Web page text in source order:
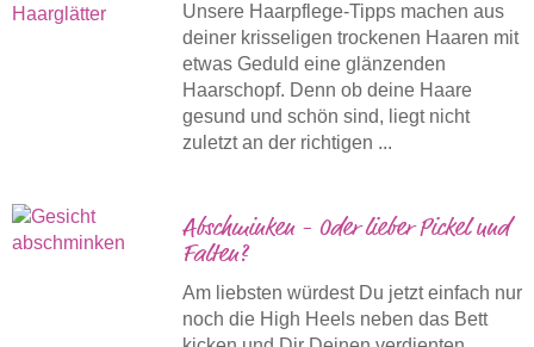
Unsere Haarpflege-Tipps machen aus
deiner krisseligen trockenen Haaren mit
etwas Geduld eine glänzenden
Haarschopf. Denn ob deine Haare
gesund und schön sind, liegt nicht
zuletzt an der richtigen ...
Abschminken - Oder lieber Pickel und
Falten?
Am liebsten würdest Du jetzt einfach nur
noch die High Heels neben das Bett